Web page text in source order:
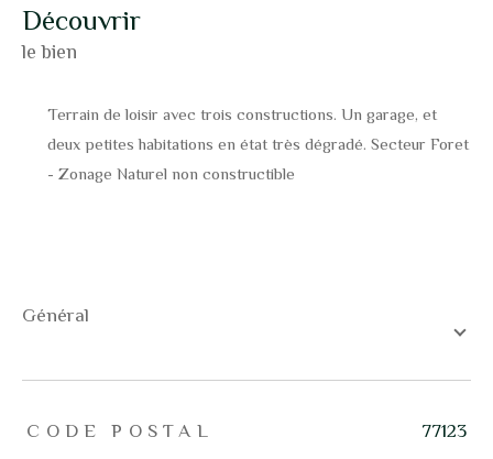
découvrir
le bien
Terrain de loisir avec trois constructions. Un garage, et
deux petites habitations en état très dégradé. Secteur Foret
- Zonage Naturel non constructible
général
TRAD_ZEPHYR_Caracteristique TRAD_ZEPHYR_Valeurs
CODE POSTAL 77123